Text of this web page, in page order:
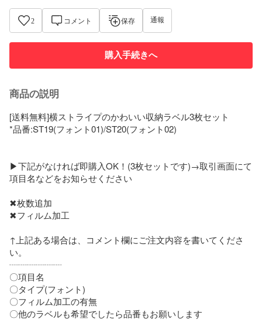
2 コメント 保存 通報
購入手続きへ
商品の説明
[送料無料]横ストライプのかわいい収納ラベル3枚セット
*品番:ST19(フォント01)/ST20(フォント02)
▶下記がなければ即購入OK！(3枚セットです)→取引画面にて
項目名などをお知らせください
✖枚数追加
✖フィルム加工
↑上記ある場合は、コメント欄にご注文内容を書いてくださ
い。
┈┈┈┈┈┈
〇項目名
〇タイプ(フォント)
〇フィルム加工の有無
〇他のラベルも希望でしたら品番もお願いします